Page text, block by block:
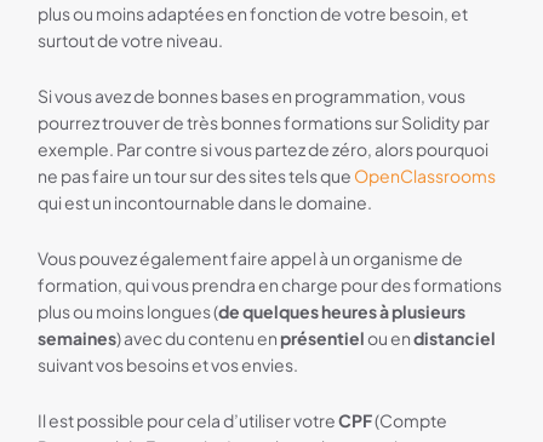
plus ou moins adaptées en fonction de votre besoin, et
surtout de votre niveau.
Si vous avez de bonnes bases en programmation, vous
pourrez trouver de très bonnes formations sur Solidity par
exemple. Par contre si vous partez de zéro, alors pourquoi
ne pas faire un tour sur des sites tels que OpenClassrooms
qui est un incontournable dans le domaine.
Vous pouvez également faire appel à un organisme de
formation, qui vous prendra en charge pour des formations
plus ou moins longues (de quelques heures à plusieurs
semaines) avec du contenu en présentielou endistanciel
suivant vos besoins et vos envies.
Il est possible pour cela d’utiliser votreCPF(Compte